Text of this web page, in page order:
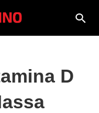
D